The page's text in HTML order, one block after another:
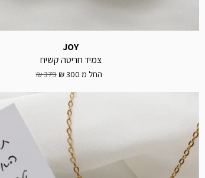
JOY
צמיד חריטה קשיח
החל מ 379 ₪